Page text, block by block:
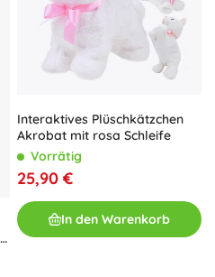
Interaktives Plüschkätzchen
Akrobat mit rosa Schleife
Vorrätig
25,90 €
In den Warenkorb